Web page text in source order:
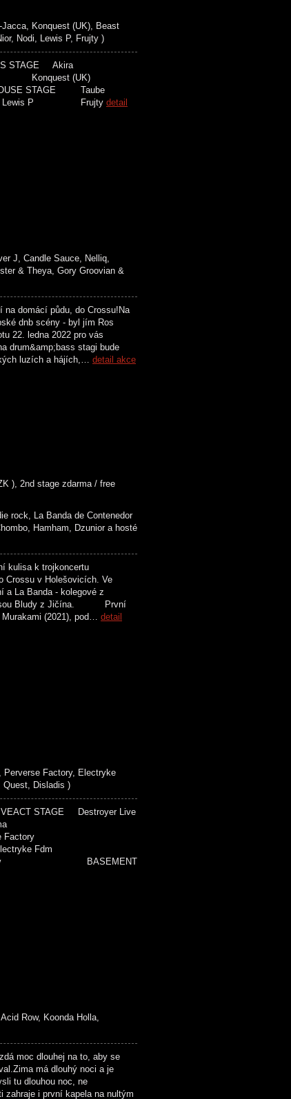
Konquest (UK), Beast
Nodi, Lewis P, Frujty )
STAGE Akira
Konquest (UK)
STAGE Taube
P Frujty detail
J, Candle Sauce, Nelliq,
& Theya, Gory Groovian &
domácí půdu, do Crossu!Na
dnb scény - byl jím Ros
22. ledna 2022 pro vás
drum&amp;bass stagi bude
luzích a hájích,… detail akce
), 2nd stage zdarma / free
rock, La Banda de Contenedor
Hamham, Dzunior a hosté
kulisa k trojkoncertu
Crossu v Holešovicích. Ve
a La Banda - kolegové z
jsou Bludy z Jičína. První
(2021), pod… detail
Perverse Factory, Electryke
Quest, Disladis )
STAGE Destroyer Live
Fdm
Hogy BASEMENT
Row, Koonda Holla,
moc dlouhej na to, aby se
má dlouhý noci a je
tu dlouhou noc, ne
zahraje i první kapela na nultým